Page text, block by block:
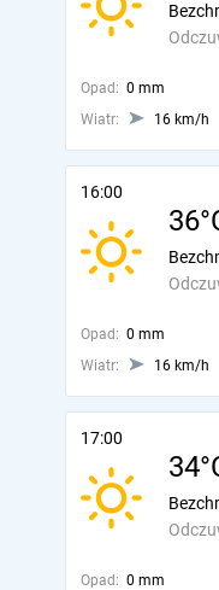
Opad: 0 mm
Wiatr:
16 km/h
16:00
Opad: 0 mm
Wiatr:
16 km/h
17:00
Opad: 0 mm